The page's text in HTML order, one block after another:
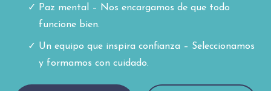
Paz mental – Nos encargamos de que todo
funcione bien.
Un equipo que inspira confianza – Seleccionamos
y formamos con cuidado.